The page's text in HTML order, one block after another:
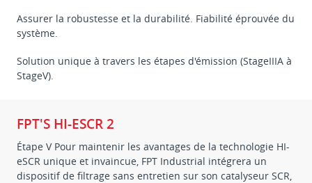
Assurer la robustesse et la durabilité. Fiabilité éprouvée du
système.
Solution unique à travers les étapes d'émission (StageIIIA à
StageV).
FPT'S HI-ESCR 2
Étape V Pour maintenir les avantages de la technologie HI-
eSCR unique et invaincue, FPT Industrial intégrera un
dispositif de filtrage sans entretien sur son catalyseur SCR,